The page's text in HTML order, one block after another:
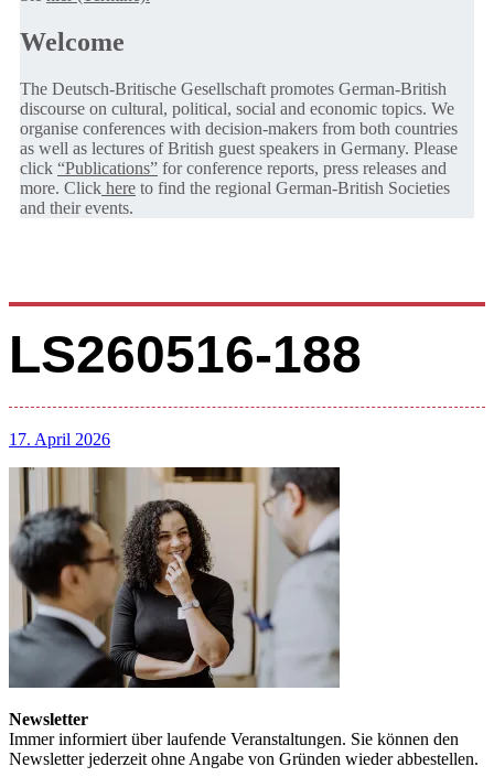
Welcome
The Deutsch-Britische Gesellschaft promotes German-British
discourse on cultural, political, social and economic topics. We
organise conferences with decision-makers from both countries
as well as lectures of British guest speakers in Germany. Please
click “Publications” for conference reports, press releases and
more. Click here to find the regional German-British Societies
and their events.
LS260516-188
17. April 2026
Newsletter
Immer informiert über laufende Veranstaltungen. Sie können den
Newsletter jederzeit ohne Angabe von Gründen wieder abbestellen.